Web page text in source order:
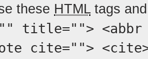
these HTMLtags
title="">
cite="">